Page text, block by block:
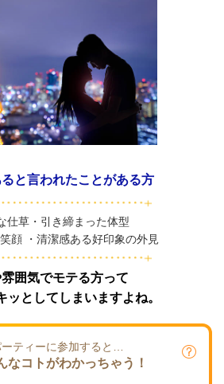
と言われたことがある方
仕草・引き締まった体型
顔 ・清潔感ある好印象の外見
囲気でモテる方って
ッとしてしまいますよね。
ティーに参加すると…
なコトがわかっちゃう！